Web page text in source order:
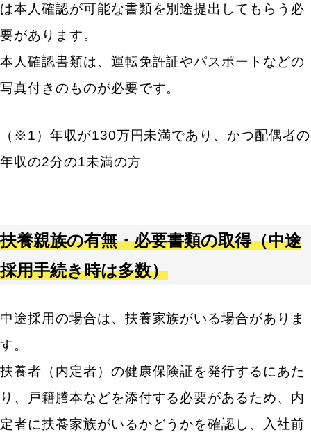
キーワードから記事を検索
カテゴリから記事を検索
検索する
は本人確認が可能な書類を別途提出してもらう必
要があります。
本人確認書類は、運転免許証やパスポートなどの
写真付きのものが必要です。
（※1）年収が130万円未満であり、かつ配偶者の
年収の2分の1未満の方
扶養親族の有無・必要書類の取得（中途
採用手続き時は多数）
中途採用の場合は、扶養家族がいる場合がありま
す。
扶養者（内定者）の健康保険証を発行するにあた
り、戸籍謄本などを添付する必要があるため、内
定者に扶養家族がいるかどうかを確認し、入社前